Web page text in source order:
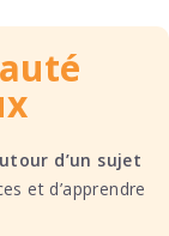
d’un sujet
et d’apprendre